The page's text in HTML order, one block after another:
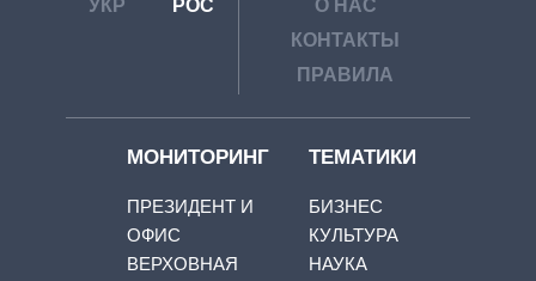
УКР РОС
О НАС
КОНТАКТЫ
ПРАВИЛА
МОНИТОРИНГ
ПРЕЗИДЕНТ И
ОФИС
ВЕРХОВНАЯ
ТЕМАТИКИ
БИЗНЕС
КУЛЬТУРА
НАУКА